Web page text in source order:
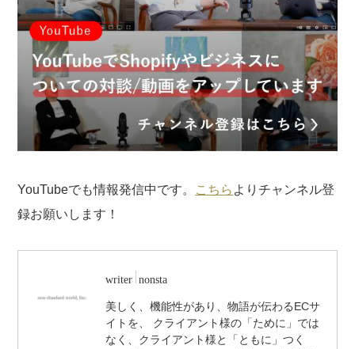
YouTubeでも情報発信中です。 こちら よりチャンネル登
録お願いします！
writer nonsta
美しく、機能性があり、物語が伝わるECサ
イトを、 クライアント様の「ために」では
なく、クライアント様と「ともに」つく